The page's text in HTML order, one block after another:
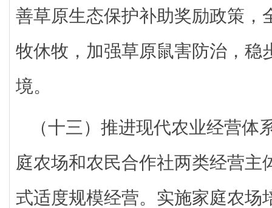
善草原生态保护补助奖励政策，
牧休牧，加强草原鼠害防治，稳
境。
（十三）推进现代农业经营体
庭农场和农民合作社两类经营主
式适度规模经营。实施家庭农场